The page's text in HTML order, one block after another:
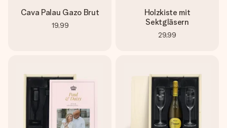
Cava Palau Gazo Brut
19,99
Holzkiste mit
Sektgläsern
29,99